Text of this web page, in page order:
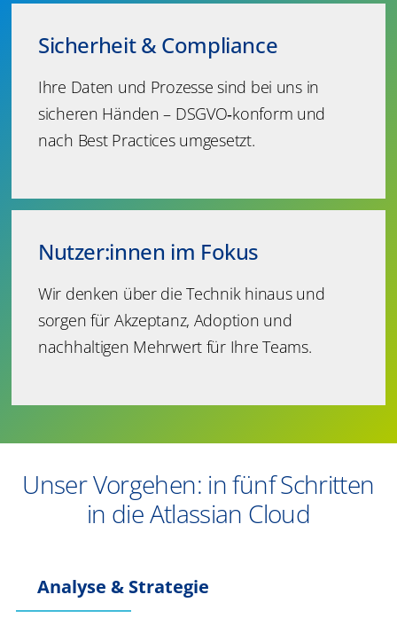
Sicherheit & Compliance
Ihre Daten und Prozesse sind bei uns in
sicheren Händen – DSGVO‑konform und
nach Best Practices umgesetzt.
Nutzer:innen im Fokus
Wir denken über die Technik hinaus und
sorgen für Akzeptanz, Adoption und
nachhaltigen Mehrwert für Ihre Teams.
Unser Vorgehen: in fünf Schritten
in die Atlassian Cloud
Analyse & Strategie